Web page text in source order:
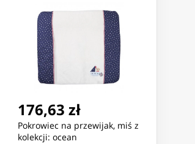
176,63 zł
Pokrowiec na przewijak, miś z
kolekcji: ocean